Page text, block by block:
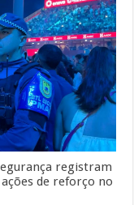
registram
de reforço no